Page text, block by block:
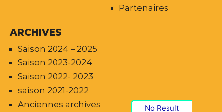
Partenaires
ARCHIVES
Saison 2024 – 2025
Saison 2023-2024
Saison 2022- 2023
saison 2021-2022
Anciennes archives
No Result